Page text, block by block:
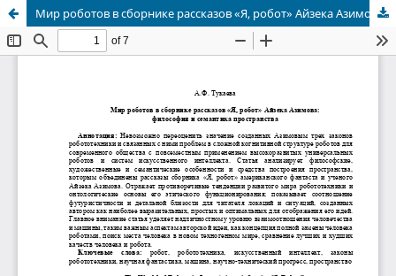
Мир роботов в сборнике рассказов «Я, робот» Айзека Азимова: философия и семантика пространства